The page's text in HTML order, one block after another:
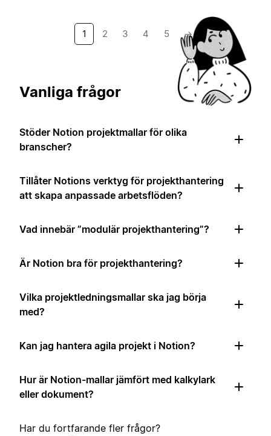
1 2 3 4 5 →
Vanliga frågor
Stöder Notion projektmallar för olika
branscher?
Tillåter Notions verktyg för projekthantering
att skapa anpassade arbetsflöden?
Vad innebär ”modulär projekthantering”?
Är Notion bra för projekthantering?
Vilka projektledningsmallar ska jag börja
med?
Kan jag hantera agila projekt i Notion?
Hur är Notion-mallar jämfört med kalkylark
eller dokument?
Har du fortfarande fler frågor?